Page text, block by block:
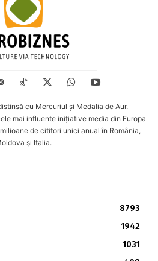
cu Mercuriul și Medalia de Aur.
mai influente inițiative media din Europa
de cititori unici anual în România,
și Italia.
8793
1942
1031